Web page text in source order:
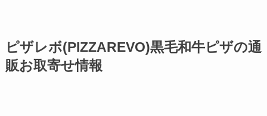
ピザレボ(PIZZAREVO)黒毛和牛ピザの通
販お取寄せ情報